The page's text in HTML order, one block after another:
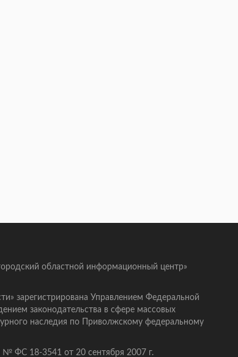
областной информационный центр»
зарегистрирована Управлением Федеральной
законодательства в сфере массовых
наследия по Приволжскому федеральному
ФС 18-3541 от 20 сентября 2007 г.